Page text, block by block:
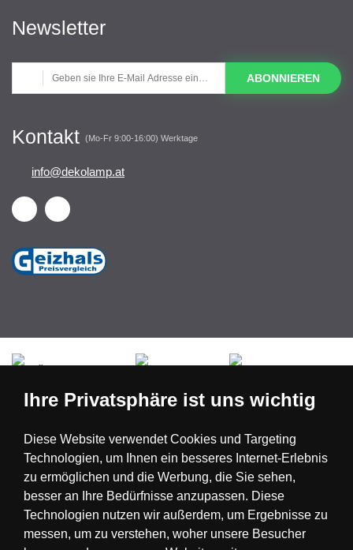
Newsletter
ABONNIEREN
Kontakt (Mo-Fr 9:00-16:00) Werktage
info@dekolamp.at
Nederland
Ihre Privatsphäre ist uns wichtig
Diese Website verwendet Cookies und Targeting
Technologien, um Ihnen ein besseres Internet-Erlebnis
zu ermöglichen und die Werbung, die Sie sehen,
besser an Ihre Bedürfnisse anzupassen. Diese
Technologien nutzen wir außerdem, um Ergebnisse zu
messen, um zu verstehen, woher unsere Besucher